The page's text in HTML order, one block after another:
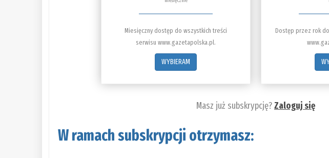
Miesięczny dostęp do wszystkich treści
serwisu www.gazetapolska.pl.
WYBIERAM
Dostęp przez rok
Masz już subskrypcję?Zaloguj się
W ramach subskrypcji otrzymasz: